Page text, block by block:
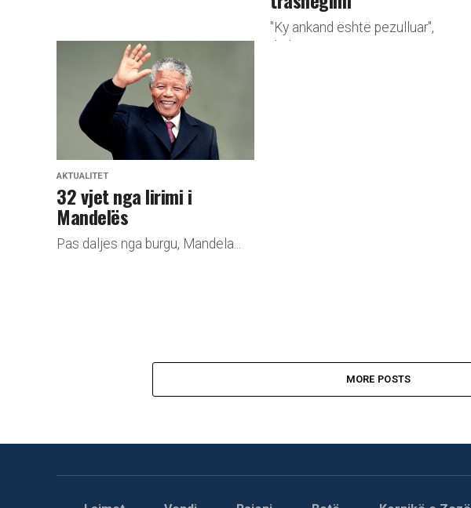
"Ky ankand është pezulluar",
thuhej...
AKTUALITET
​32 vjet nga lirimi i
Mandelës
Pas daljes nga burgu, Mandela...
MORE POSTS